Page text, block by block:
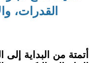
القدرات،
أتمتة من البداية إلى